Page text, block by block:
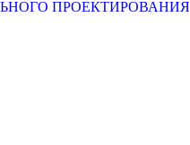
ПРОЕКТИРОВАНИЯ